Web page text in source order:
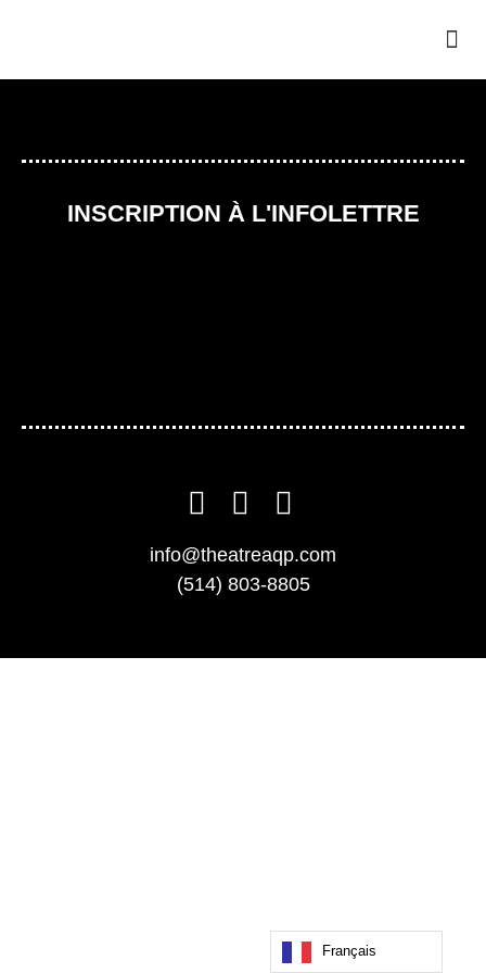
INSCRIPTION À L'INFOLETTRE
info@theatreaqp.com
(514) 803-8805
Français